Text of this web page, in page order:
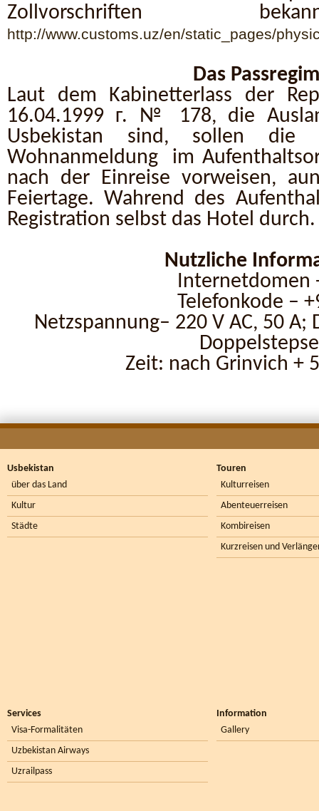
Zollvorschriften
http://www.customs.uz/en/static_pages/
Das
Laut dem Kabinetterlass der
16.04.1999 г. № 178, die
Usbekistan sind, sollen die
Wohnanmeldung im
nach der Einreise vorweisen,
Feiertage. Wahrend des
Registration selbst das Hotel durch.
Nutzliche
Internetdomen
Теlefonkode –
Netzspannung– 220 V AC, 50 А;
Zeit: nach Grinvich +
Usbekistan
über das Land
Kultur
Städte
Touren
Kulturreisen
Abenteuerreisen
Kombireisen
Kurzreisen und
Services
Visa-Formalitäten
Uzbekistan Airways
Uzrailpass
Information
Gallery